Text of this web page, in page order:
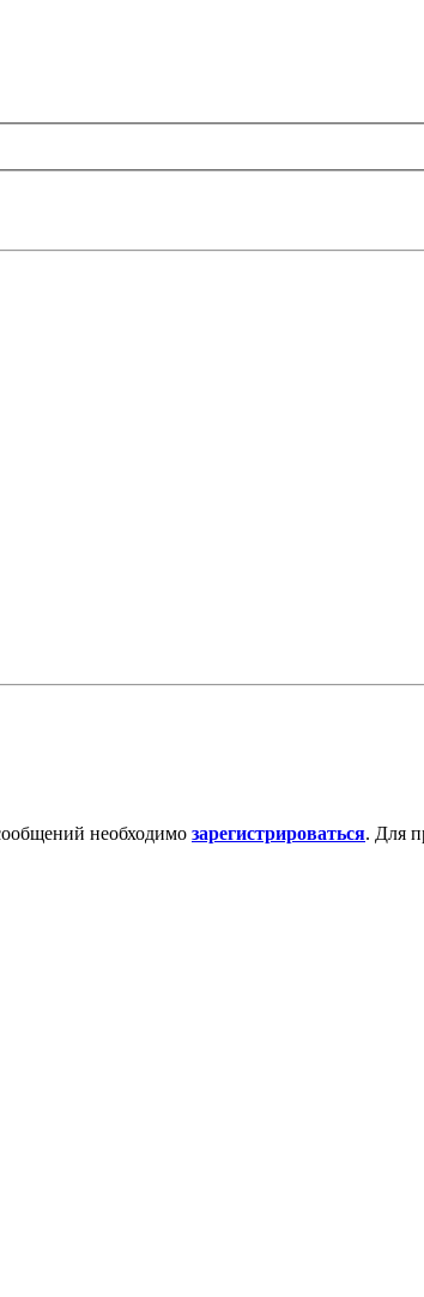
необходимо зарегистрироваться. Для